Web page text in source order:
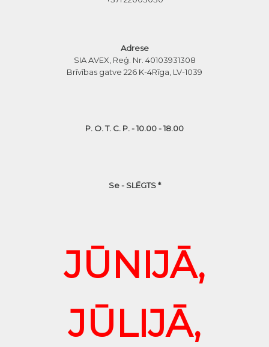
Adrese
SIA AVEX, Reģ. Nr. 40103931308
Brīvības gatve 226 K-4Rīga, LV-1039
P. O. T. C. P. - 10.00 - 18.00
Se - SLĒGTS *
JŪNIJĀ,
JŪLIJĀ,